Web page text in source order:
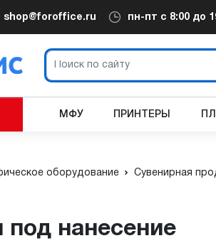
shop@foroffice.ru пн-пт с 8:00 до
МФУ ПРИНТЕРЫ
оборудование Сувенирная
под нанесение